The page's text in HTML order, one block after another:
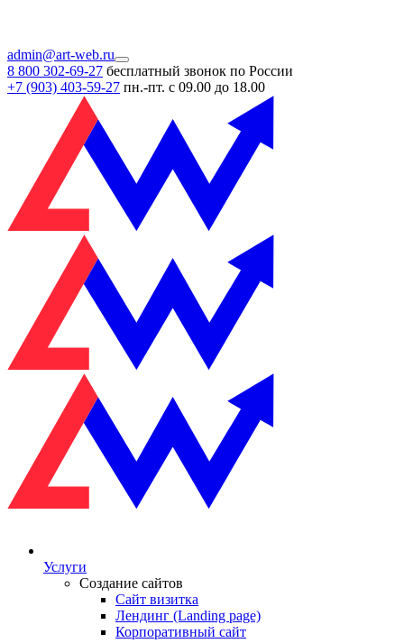
admin@art-web.ru
8 800 302-69-27 бесплатный звонок по России
+7 (903) 403-59-27 пн.-пт. с 09.00 до 18.00
Услуги
Создание сайтов
Сайт визитка
Лендинг (Landing page)
Корпоративный сайт